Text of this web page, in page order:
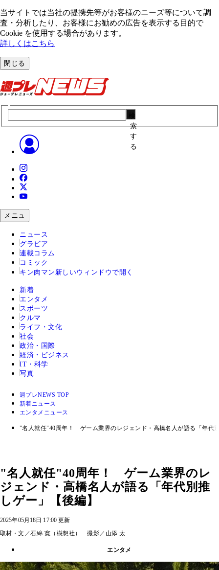
当サイトでは当社の提携先等がお客様のニーズ等について調
査・分析したり、お客様にお勧めの広告を表⽰する⽬的で
Cookie を使⽤する場合があります。
詳しくはこちら
閉じる
索
す
る
メニュ
ニュース
グラビア
連載コラム
コミック
キン肉マン 新しいウィンドウで開く
新着
エンタメ
スポーツ
クルマ
ライフ・文化
社会
政治・国際
経済・ビジネス
IT・科学
写真
週プレNEWS TOP
新着ニュース
エンタメニュース
"名人就任"40周年！ ゲーム業界のレジェンド・高橋名人が語る「年代
"名人就任"40周年！ ゲーム業界のレ
ジェンド・高橋名人が語る「年代別推
しゲー」【後編】
2025年05月18日 17:00 更新
取材・文／石綿 寛（樹想社） 撮影／山添 太
エンタメ